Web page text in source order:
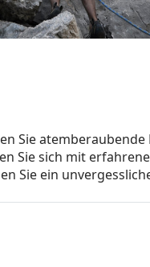
Sie
Sie sich mit
Sie ein